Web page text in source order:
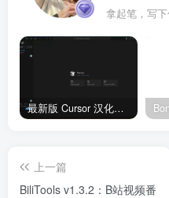
拿起笔，写
最新版 Cursor 汉化设置中文教程（两种简单方法，附中文语言包下载）
上一篇
BiliTools v1.3.2：B站视频番